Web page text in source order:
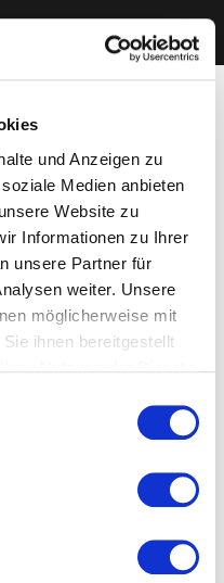
und Anzeigen zu
Medien anbieten
Website zu
Informationen zu Ihrer
unsere Partner für
weiter. Unsere
möglicherweise mit
ihnen bereitgestellt
weiterhin nutzen.